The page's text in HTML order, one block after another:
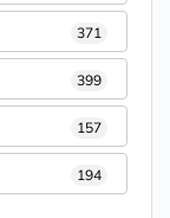
371
399
157
194